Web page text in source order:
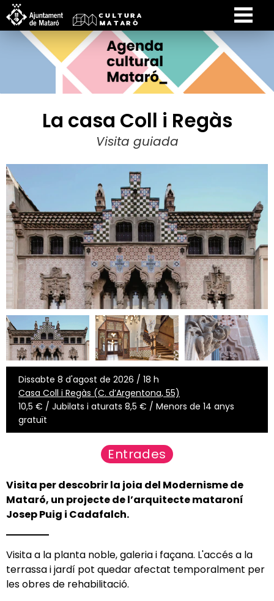
La casa Coll i Regàs
Visita guiada
Dissabte 8 d'agost de 2026 / 18 h
Casa Coll i Regàs (C. d’Argentona, 55)
10,5 € / Jubilats i aturats 8,5 € / Menors de 14 anys
gratuït
Entrades
Visita per descobrir la joia del Modernisme de
Mataró, un projecte de l’arquitecte mataroní
Josep Puig i Cadafalch.
Visita a la planta noble, galeria i façana. L'accés a la
terrassa i jardí pot quedar afectat temporalment per
les obres de rehabilitació.